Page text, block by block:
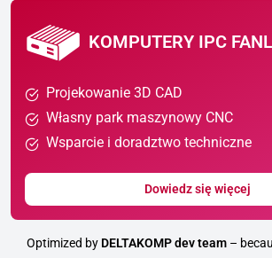
KOMPUTERY IPC
Projekowanie 3D CAD
Własny park maszynowy CNC
Wsparcie i doradztwo techniczne
Dowiedz się więcej
Optimized by DELTAKOMP dev team–